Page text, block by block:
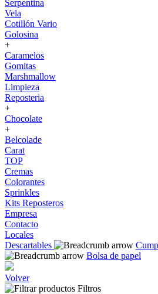
Serpentina
Vela
Cotillón Vario
Golosina
+
Caramelos
Gomitas
Marshmallow
Limpieza
Reposteria
+
Chocolate
+
Belcolade
Carat
TOP
Cremas
Colorantes
Sprinkles
Kits Reposteros
Empresa
Contacto
Locales
Descartables
Bolsa de papel
Volver
Filtros